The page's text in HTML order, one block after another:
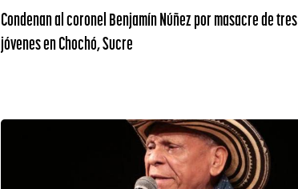
Condenan al coronel Benjamín Núñez por masacre de tres
jóvenes en Chochó, Sucre